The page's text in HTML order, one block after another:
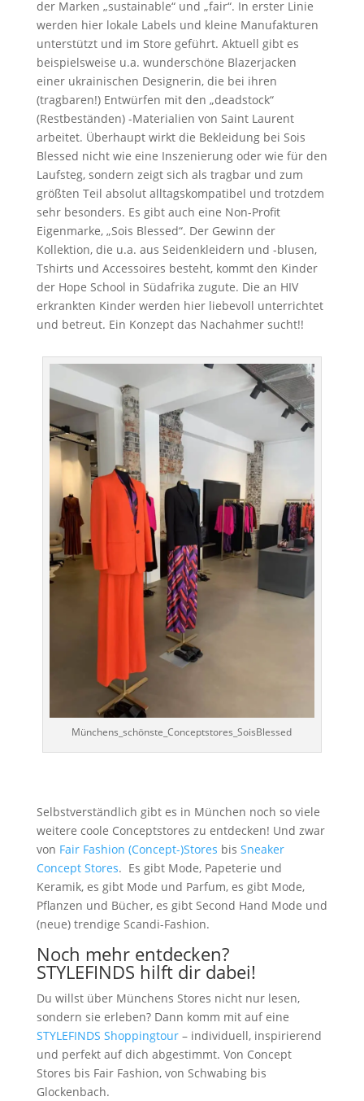
der Marken „sustainable“ und „fair“. In erster Linie
werden hier lokale Labels und kleine Manufakturen
unterstützt und im Store geführt. Aktuell gibt es
beispielsweise u.a. wunderschöne Blazerjacken
einer ukrainischen Designerin, die bei ihren
(tragbaren!) Entwürfen mit den „deadstock“
(Restbeständen) -Materialien von Saint Laurent
arbeitet. Überhaupt wirkt die Bekleidung bei Sois
Blessed nicht wie eine Inszenierung oder wie für den
Laufsteg, sondern zeigt sich als tragbar und zum
größten Teil absolut alltagskompatibel und trotzdem
sehr besonders. Es gibt auch eine Non-Profit
Eigenmarke, „Sois Blessed“. Der Gewinn der
Kollektion, die u.a. aus Seidenkleidern und -blusen,
Tshirts und Accessoires besteht, kommt den Kinder
der Hope School in Südafrika zugute. Die an HIV
erkrankten Kinder werden hier liebevoll unterrichtet
und betreut. Ein Konzept das Nachahmer sucht!!
Münchens_schönste_Conceptstores_SoisBlessed
Selbstverständlich gibt es in München noch so viele
weitere coole Conceptstores zu entdecken! Und zwar
von Fair Fashion (Concept-)Stores bis Sneaker
Concept Stores. Es gibt Mode, Papeterie und
Keramik, es gibt Mode und Parfum, es gibt Mode,
Pflanzen und Bücher, es gibt Second Hand Mode und
(neue) trendige Scandi-Fashion.
Noch mehr entdecken?
STYLEFINDS hilft dir dabei!
Du willst über Münchens Stores nicht nur lesen,
sondern sie erleben? Dann komm mit auf eine
STYLEFINDS Shoppingtour– individuell, inspirierend
und perfekt auf dich abgestimmt. Von Concept
Stores bis Fair Fashion, von Schwabing bis
Glockenbach.